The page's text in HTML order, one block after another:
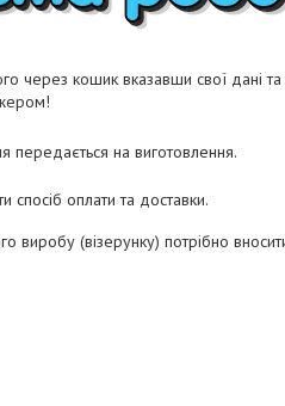
через кошик вказавши свої дані
передається на виготовлення.
оплати та доставки.
виробу (візерунку) потрібно